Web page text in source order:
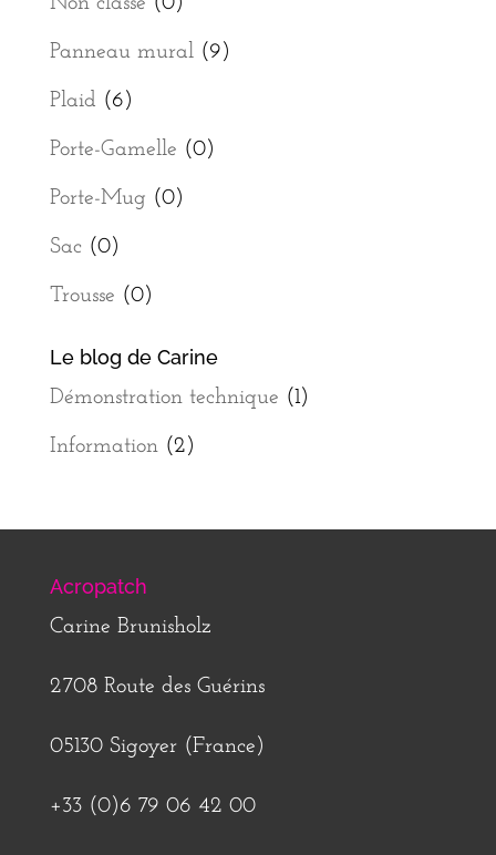
Panneau mural (9)
Plaid (6)
Porte-Gamelle (0)
Porte-Mug (0)
Sac (0)
Trousse (0)
Le blog de Carine
Démonstration technique (1)
Information(2)
Acropatch
Carine Brunisholz
2708 Route des Guérins
05130 Sigoyer (France)
+33 (0)6 79 06 42 00